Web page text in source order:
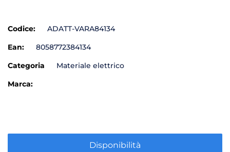
Codice:
ADATT-VARA84134
Ean:
8058772384134
Categoria
Materiale elettrico
Marca:
Disponibilità